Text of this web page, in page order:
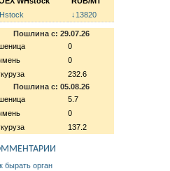
↓13820
Пошлина с: 29.07.26
0
0
232.6
Пошлина с: 05.08.26
5.7
0
137.2
бырать орган